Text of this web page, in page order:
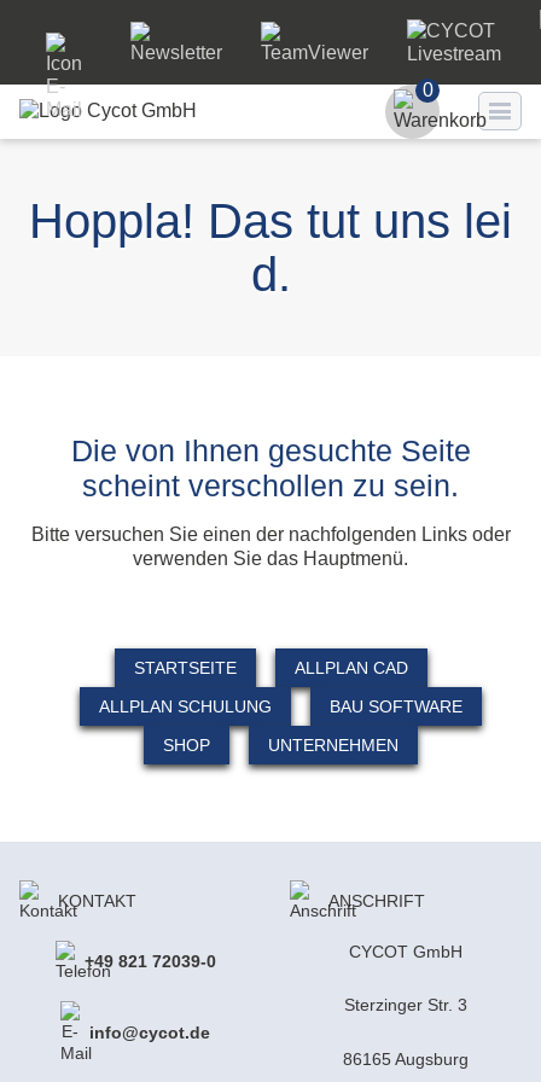
Passwort
0
Hoppla! Das tut uns lei
d.
Die von Ihnen gesuchte Seite
scheint verschollen zu sein.
Bitte versuchen Sie einen der nachfolgenden Links oder
verwenden Sie das Hauptmenü.
STARTSEITE
ALLPLAN CAD
ALLPLAN SCHULUNG
BAU SOFTWARE
SHOP
UNTERNEHMEN
KONTAKT
+49 821 72039-0
info@cycot.de
ANSCHRIFT
CYCOT GmbH
Sterzinger Str. 3
86165 Augsburg